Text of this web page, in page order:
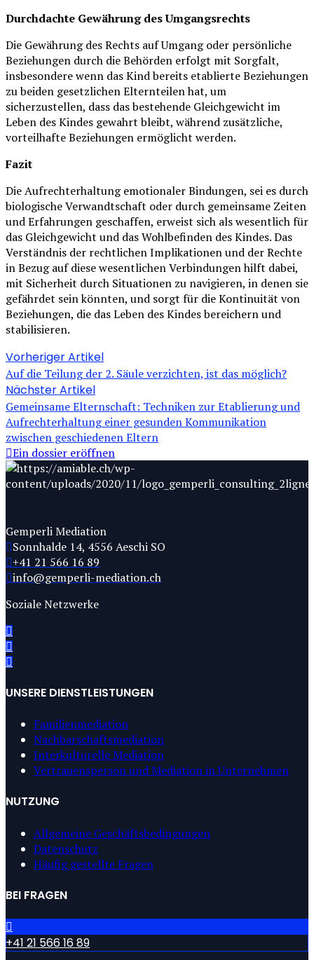
Durchdachte Gewährung des Umgangsrechts
Die Gewährung des Rechts auf Umgang oder persönliche
Beziehungen durch die Behörden erfolgt mit Sorgfalt,
insbesondere wenn das Kind bereits etablierte Beziehungen
zu beiden gesetzlichen Elternteilen hat, um
sicherzustellen, dass das bestehende Gleichgewicht im
Leben des Kindes gewahrt bleibt, während zusätzliche,
vorteilhafte Beziehungen ermöglicht werden.
Fazit
Die Aufrechterhaltung emotionaler Bindungen, sei es durch
biologische Verwandtschaft oder durch gemeinsame Zeiten
und Erfahrungen geschaffen, erweist sich als wesentlich für
das Gleichgewicht und das Wohlbefinden des Kindes. Das
Verständnis der rechtlichen Implikationen und der Rechte
in Bezug auf diese wesentlichen Verbindungen hilft dabei,
mit Sicherheit durch Situationen zu navigieren, in denen sie
gefährdet sein könnten, und sorgt für die Kontinuität von
Beziehungen, die das Leben des Kindes bereichern und
stabilisieren.
Vorheriger Artikel
Auf die Teilung der 2. Säule verzichten, ist das möglich?
Nächster Artikel
Gemeinsame Elternschaft: Techniken zur Etablierung und
Aufrechterhaltung einer gesunden Kommunikation
zwischen geschiedenen Eltern
Ein dossier eröffnen
Gemperli Mediation
Sonnhalde 14, 4556 Aeschi SO
+41 21 566 16 89
info@gemperli-mediation.ch
Soziale Netzwerke
UNSERE DIENSTLEISTUNGEN
Familienmediation
Nachbarschaftsmediation
Interkulturelle Mediation
Vertrauensperson und Mediation in Unternehmen
NUTZUNG
Allgemeine Geschäftsbedingungen
Datenschutz
Häufig gestellte Fragen
BEI FRAGEN
+41 21 566 16 89